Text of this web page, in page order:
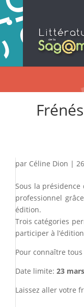
par Céline Dion |
Sous la
professionnel
édition.
Trois catégories
participer à
Pour connaître
Date limite: 23 mars
Laissez aller votre